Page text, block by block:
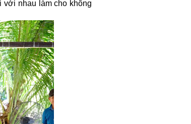
với nhau làm cho không